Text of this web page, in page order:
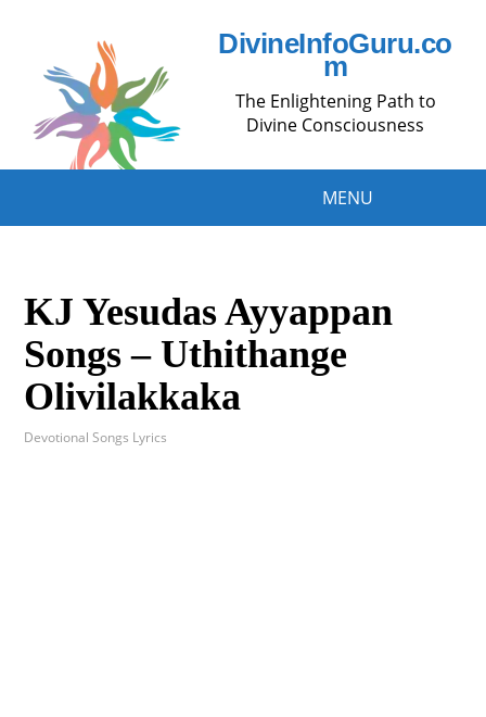
DivineInfoGuru.co
m
The Enlightening Path to
Divine Consciousness
MENU
KJ Yesudas Ayyappan
Songs – Uthithange
Olivilakkaka
Devotional Songs Lyrics